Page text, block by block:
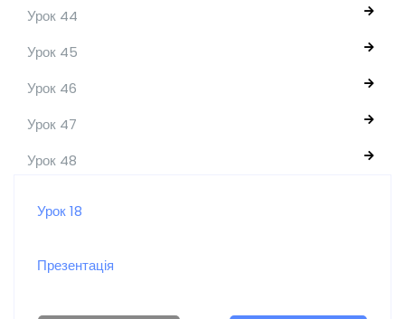
Урок 44
Урок 45
Урок 46
Урок 47
Урок 48
Урок 18
Презентація